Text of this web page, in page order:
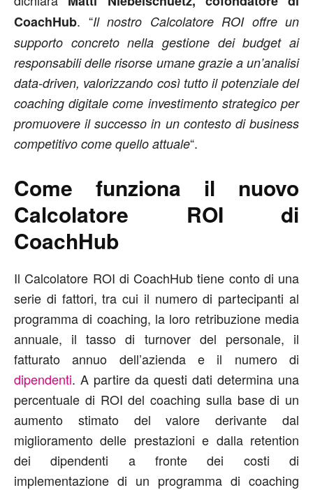
CoachHub. “Il nostro Calcolatore ROI offre un
supporto concreto nella gestione dei budget ai
responsabili delle risorse umane grazie a un’analisi
data-driven, valorizzando così tutto il potenziale del
coaching digitale come investimento strategico per
promuovere il successo in un contesto di business
competitivo come quello attuale“.
Come funziona il nuovo
Calcolatore ROI di
CoachHub
Il Calcolatore ROI di CoachHub tiene conto di una
serie di fattori, tra cui il numero di partecipanti al
programma di coaching, la loro retribuzione media
annuale, il tasso di turnover del personale, il
fatturato annuo dell’azienda e il numero di
dipendenti. A partire da questi dati determina una
percentuale di ROI del coaching sulla base di un
aumento stimato del valore derivante dal
miglioramento delle prestazioni e dalla retention
dei dipendenti a fronte dei costi di
implementazione di un programma di coaching